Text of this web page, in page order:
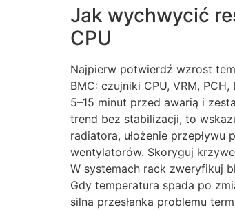
Jak wychwycić
CPU
Najpierw potwierdź wzrost
BMC: czujniki CPU, VRM,
5–15 minut przed awarią i
trend bez stabilizacji, to
radiatora, ułożenie
wentylatorów. Skoryguj
W systemach rack zweryfikuj
Gdy temperatura spada po
silna przesłanka problemu